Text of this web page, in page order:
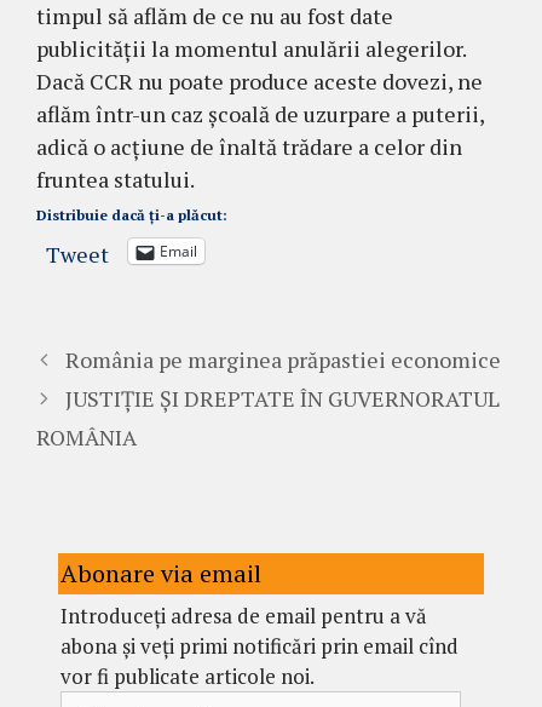
timpul să aflăm de ce nu au fost date
publicității la momentul anulării alegerilor.
Dacă CCR nu poate produce aceste dovezi, ne
aflăm într-un caz școală de uzurpare a puterii,
adică o acțiune de înaltă trădare a celor din
fruntea statului.
Distribuie dacă ți-a plăcut:
Tweet Email
România pe marginea prăpastiei economice
JUSTIȚIE ȘI DREPTATE ÎN GUVERNORATUL
ROMÂNIA
Abonare via email
Introduceți adresa de email pentru a vă
abona și veți primi notificări prin email cînd
vor fi publicate articole noi.